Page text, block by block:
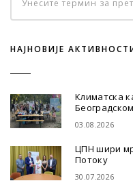
НАЈНОВИЈЕ
Климатска
03.08.2026
ЦПН шири
Потоку
30.07.2026